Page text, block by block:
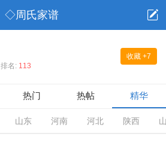
◇周氏家谱
收藏 +7
排名: 113
热门 热帖 精华
山东 河南 河北 陕西